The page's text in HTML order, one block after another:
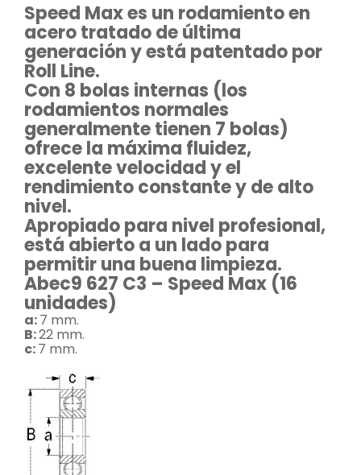
Speed Max es un rodamiento en
acero tratado de última
generación y está patentado por
Roll Line.
Con 8 bolas internas (los
rodamientos normales
generalmente tienen 7 bolas)
ofrece la máxima fluidez,
excelente velocidad y el
rendimiento constante y de alto
nivel.
Apropiado para nivel profesional,
está abierto a un lado para
permitir una buena limpieza.
Abec9 627 C3 – Speed Max (16
unidades)
a:7 mm.
B:22 mm.
c:7 mm.